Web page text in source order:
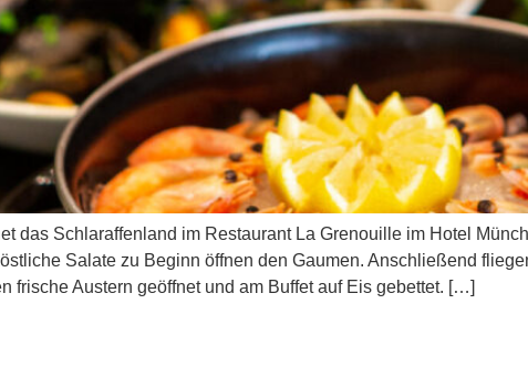
das Schlaraffenland im Restaurant La Grenouille im Hotel
Salate zu Beginn öffnen den Gaumen. Anschließend
frische Austern geöffnet und am Buffet auf Eis gebettet. […]